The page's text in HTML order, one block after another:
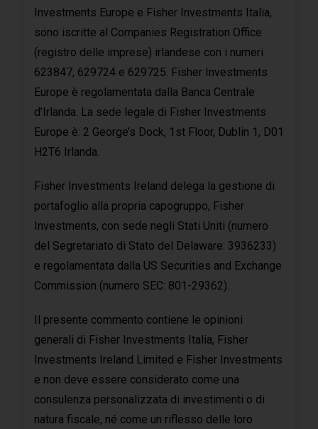
Investments Europe e Fisher Investments Italia,
sono iscritte al Companies Registration Office
(registro delle imprese) irlandese con i numeri
623847, 629724 e 629725. Fisher Investments
Europe è regolamentata dalla Banca Centrale
d’Irlanda. La sede legale di Fisher Investments
Europe è: 2 George’s Dock, 1st Floor, Dublin 1, D01
H2T6 Irlanda.
Fisher Investments Ireland delega la gestione di
portafoglio alla propria capogruppo, Fisher
Investments, con sede negli Stati Uniti (numero
del Segretariato di Stato del Delaware: 3936233)
e regolamentata dalla US Securities and Exchange
Commission (numero SEC: 801-29362).
Il presente commento contiene le opinioni
generali di Fisher Investments Italia, Fisher
Investments Ireland Limited e Fisher Investments
e non deve essere considerato come una
consulenza personalizzata di investimenti o di
natura fiscale, né come un riflesso delle loro